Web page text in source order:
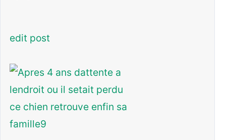
edit post